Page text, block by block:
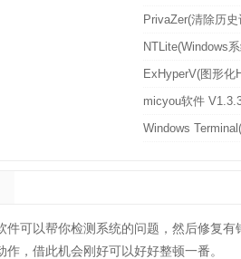
PrivaZer(清除历
NTLite(Windows
ExHyperV(图形化
micyou软件
Windows
件可以帮你检测系统的问题，然后修复
，借此机会刚好可以好好整顿一番。